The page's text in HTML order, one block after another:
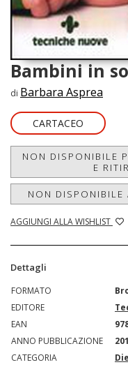
Bambini in
di Barbara Asprea
CARTACEO
NON DISPONIBILE
E
NON DISPONIBILE
AGGIUNGI ALLA WISHLIST
Dettagli
FORMATO
EDITORE
EAN
ANNO PUBBLICAZIONE
CATEGORIA